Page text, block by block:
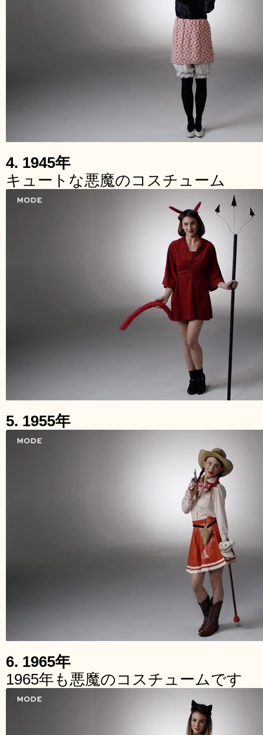
4. 1945年
キュートな悪魔のコスチューム
5. 1955年
6. 1965年
1965年も悪魔のコスチュームです